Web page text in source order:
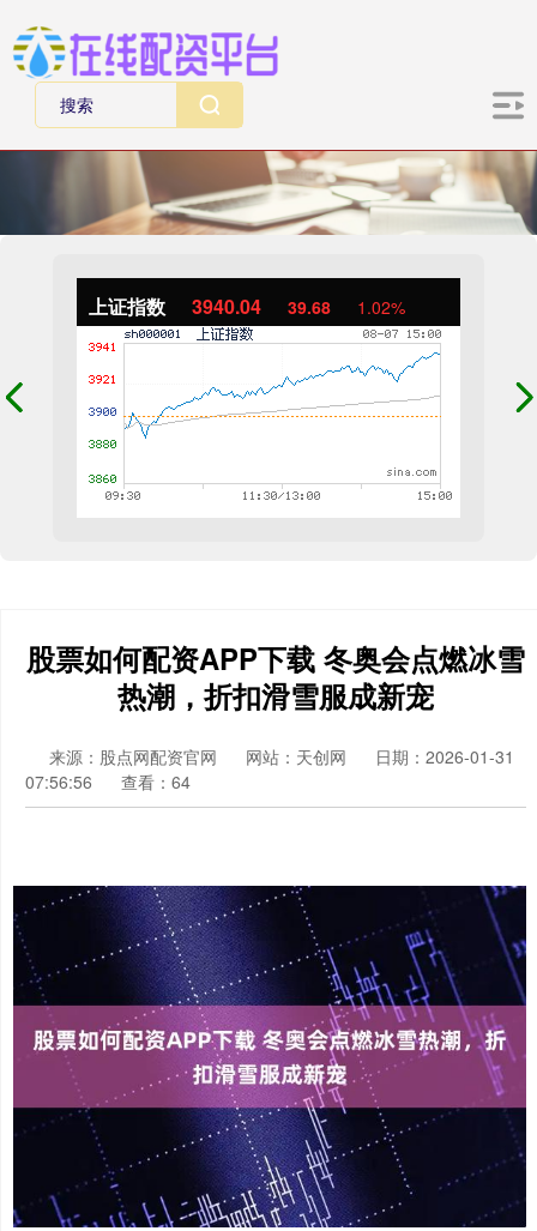
上证指数 3940.04 39.68 1.02%
股票如何配资APP下载 冬奥会点燃冰雪
热潮，折扣滑雪服成新宠
来源：股点网配资官网 网站：天创网
日期：2026-01-31
07:56:56
查看：64